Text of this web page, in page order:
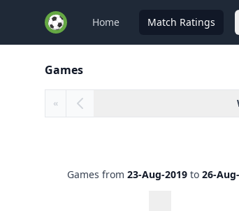
Home Match Ratings
Games
«
Games from 23-Aug-2019 to 26-